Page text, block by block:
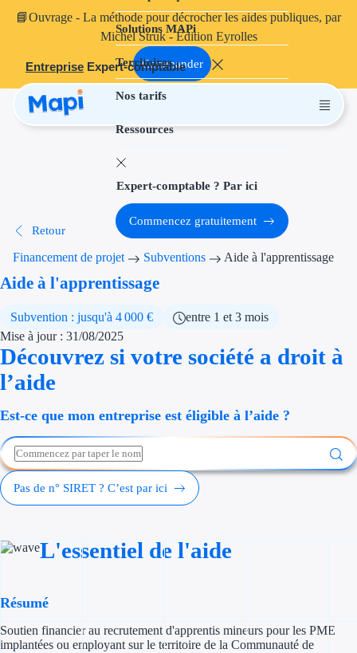
📘Ouvrage - La méthode pour décrocher les aides publiques, par
Michel Struk - Édition Eyrolles
Commander
Entreprise Expert-comptable
Solutions MAPi
Territoires
Nos tarifs
Ressources
Projets finançables
Aides à
Aides
Thématiques
Financement
Création
Expert-comptable ? Par ici
Commencez gratuitement
Retour
Financement de projet Subventions Aide à l'apprentissage
Aide à l'apprentissage
Subvention : jusqu'à 4 000 €
entre 1 et 3 mois
Mise à jour : 31/08/2025
Découvrez si votre société a droit à
l’aide
Est-ce que mon entreprise est éligible à l’aide ?
Pas de n° SIRET ? C’est par ici
L'essentiel de l'aide
Résumé
Soutien financier au recrutement d'apprentis mineurs pour les PME
implantées ou employant sur le territoire de la Communauté de